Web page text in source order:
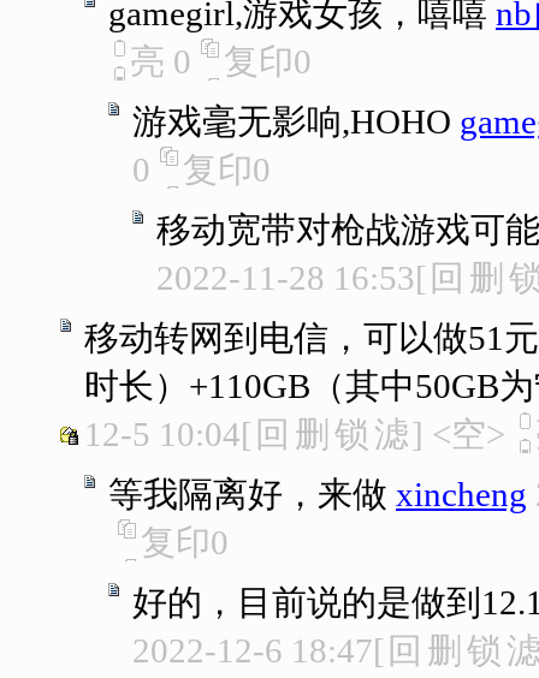
gamegirl,游戏女孩，嘻嘻
亮 0 复印0
游戏毫无影响,HOHO
0
复印0
移动宽带对枪战游戏可
2022-11-28 16:53[ 回 删
移动转网到电信，可以做51
时长）+110GB（其中50GB
12-5 10:04[ 回 删 锁 滤] <空>
等我隔离好，来做 xincheng
复印0
好的，目前说的是做到
2022-12-6 18:47[ 回 删 锁